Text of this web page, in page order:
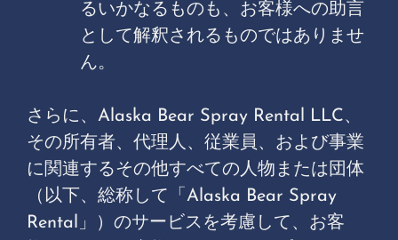
るいかなるものも、お客様への助言
として解釈されるものではありませ
ん。
さらに、Alaska Bear Spray Rental LLC、
その所有者、代理人、従業員、および事業
に関連するその他すべての人物または団体
（以下、総称して「Alaska Bear Spray
Rental」）のサービスを考慮して、お客